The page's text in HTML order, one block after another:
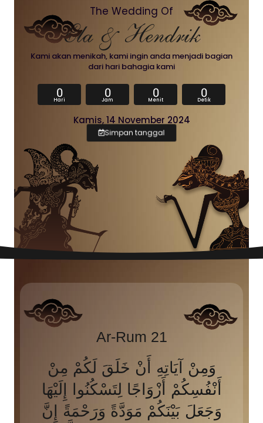
The Wedding Of
Ela & Hendrik
Kami akan menikah, kami ingin anda menjadi bagian
dari hari bahagia kami
0
Hari
0
Jam
0
Menit
0
Detik
Kamis, 14 November 2024
Simpan tanggal
Ar-Rum 21
وَمِنْ آيَاتِهِ أَنْ خَلَقَ لَكُمْ مِنْ
أَنْفُسِكُمْ أَزْوَاجًا لِتَسْكُنُوا إِلَيْهَا
وَجَعَلَ بَيْنَكُمْ مَوَدَّةً وَرَحْمَةً إِنَّ